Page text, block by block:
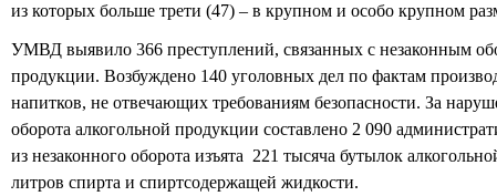
из которых больше трети (47) – в крупном и особо крупном
УМВД выявило 366 преступлений, связанных с незаконным
продукции. Возбуждено 140 уголовных дел по фактам
напитков, не отвечающих требованиям безопасности. За
оборота алкогольной продукции составлено 2 090
из незаконного оборота изъята 221 тысяча бутылок
литров спирта и спиртсодержащей жидкости.